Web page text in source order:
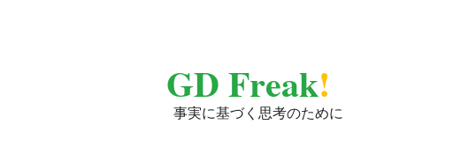
GD Freak!
事実に基づく思考のために